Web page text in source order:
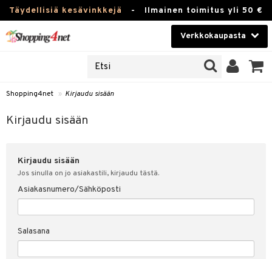
Täydellisiä kesävinkkejä - Ilmainen toimitus yli 50 €
Verkkokaupasta
Piilolinssit
Luontaistuotteet
Fitness
Koti & Sisustus
Lelut, Lapsi & Vauva
Tuotemerkkejä
Shopping4net » Kirjaudu sisään
Kirjaudu sisään
Kirjaudu sisään
Jos sinulla on jo asiakastili, kirjaudu tästä.
Asiakasnumero/Sähköposti
Salasana
sisään
& vastauksia
myyntiehdot